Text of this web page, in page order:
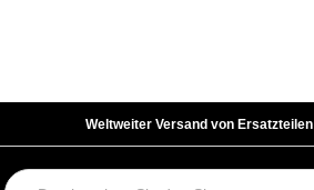
Weltweiter Versand von Ersatzteilen